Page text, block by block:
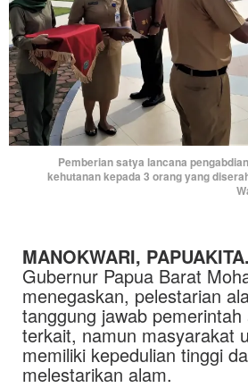
Pemberian satya lancana
kehutanan kepada 3 orang yang
MANOKWARI,
Gubernur Papua Barat
menegaskan, pelestarian
tanggung jawab
terkait, namun masyarakat
memiliki kepedulian tinggi
melestarikan alam.